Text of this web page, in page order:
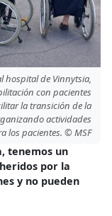
hospital de Vinnytsia,
con pacientes
la transición de la
actividades
los pacientes. © MSF
tenemos un
por la
y no pueden